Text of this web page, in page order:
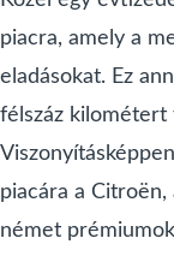
piacra, amely a
eladásokat. Ez
félszáz kilométert
piacára a Citroën,
német